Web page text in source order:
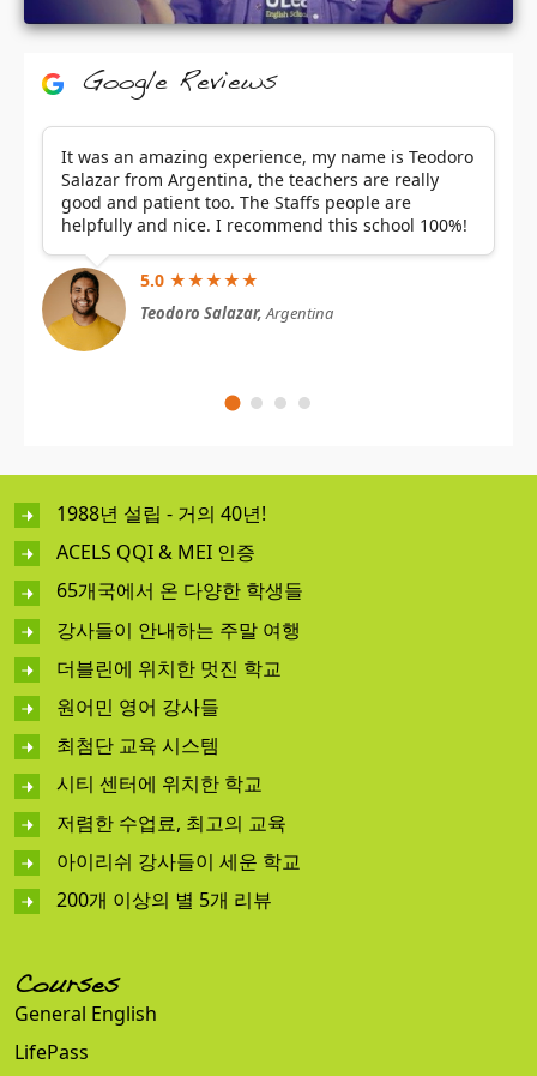
Google Reviews
It was an amazing experience, my name is Teodoro
Salazar from Argentina, the teachers are really
good and patient too. The Staffs people are
helpfully and nice. I recommend this school 100%!
5.0 ★★★★★
Teodoro Salazar,Argentina
1988년 설립 - 거의 40년!
ACELS QQI & MEI 인증
65개국에서 온 다양한 학생들
강사들이 안내하는 주말 여행
더블린에 위치한 멋진 학교
원어민 영어 강사들
최첨단 교육 시스템
시티 센터에 위치한 학교
저렴한 수업료, 최고의 교육
아이리쉬 강사들이 세운 학교
200개 이상의 별 5개 리뷰
Courses
General English
LifePass